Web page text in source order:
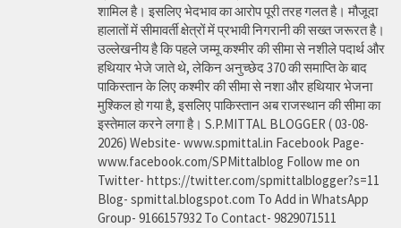
शामिल है। इसलिए भेदभाव का आरोप पूरी तरह गलत है। मौजूदा
हालातों में सीमावर्ती क्षेत्रों में प्रभावी निगरानी की सख्त जरूरत है।
उल्लेखनीय है कि पहले जम्मू कश्मीर की सीमा से नशीले पदार्थ और
हथियार भेजे जाते थे, लेकिन अनुच्छेद 370 की समाप्ति के बाद
पाकिस्तान के लिए कश्मीर की सीमा से नशा और हथियार भेजना
मुश्किल हो गया है, इसलिए पाकिस्तान अब राजस्थान की सीमा का
इस्तेमाल करने लगा है। S.P.MITTAL BLOGGER ( 03-08-
2026) Website- www.spmittal.in Facebook Page-
www.facebook.com/SPMittalblog Follow me on
Twitter- https://twitter.com/spmittalblogger?s=11
Blog- spmittal.blogspot.com To Add in WhatsApp
Group- 9166157932 To Contact- 9829071511